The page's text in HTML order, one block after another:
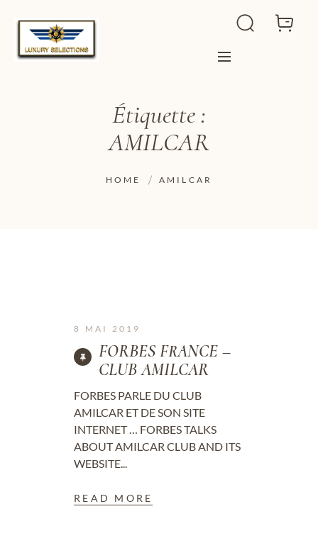
Étiquette :
AMILCAR
HOME AMILCAR
8 MAI 2019
FORBES FRANCE –
CLUB AMILCAR
FORBES PARLE DU CLUB
AMILCAR ET DE SON SITE
INTERNET … FORBES TALKS
ABOUT AMILCAR CLUB AND ITS
WEBSITE...
READ MORE